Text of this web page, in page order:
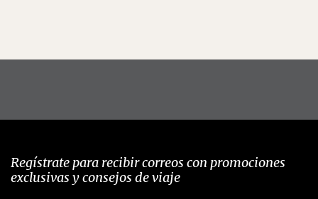
Regístrate para recibir correos con promociones
exclusivas y consejos de viaje